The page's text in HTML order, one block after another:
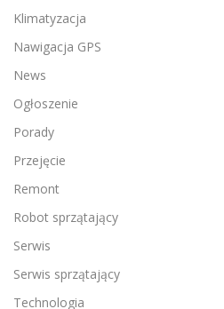
Klimatyzacja
Nawigacja GPS
News
Ogłoszenie
Porady
Przejęcie
Remont
Robot sprzątający
Serwis
Serwis sprzątający
Technologia